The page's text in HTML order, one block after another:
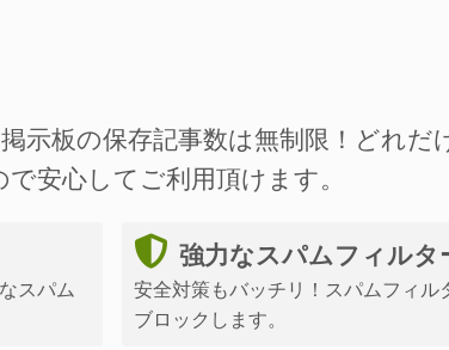
示板の保存記事数は無制限！どれだ
安心してご利用頂けます。
スパム
強力なスパムフィルタ
安全対策もバッチリ！スパムフィル
ブロックします。